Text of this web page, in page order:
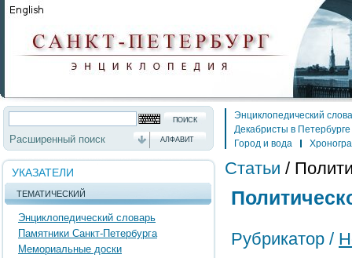
Расширенный поиск АЛФАВИТ
УКАЗАТЕЛИ
ТЕМАТИЧЕСКИЙ
Энциклопедический словарь
Памятники Санкт-Петербурга
Мемориальные доски
Энциклопедический
Декабристы в Петербурге
Город и вода
Статьи /
Рубрикатор /